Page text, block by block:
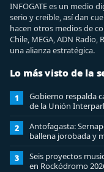
INFOGATE es un medio
serio y creíble, así dan
hacen otros medios de
Chile, MEGA, ADN
una alianza estratégica.
Lo más visto de la
1
Gobierno respalda
de la Unión
2
Antofagasta:
ballena jorobada y
3
Seis proyectos
en Rockódromo